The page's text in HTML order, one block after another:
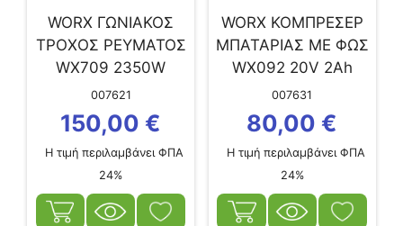
WORX ΓΩΝΙΑΚΟΣ
ΤΡΟΧΟΣ ΡΕΥΜΑΤΟΣ
WX709 2350W
230MM
007621
150,00 €
Η τιμή περιλαμβάνει ΦΠΑ
24%
WORX ΚΟΜΠΡΕΣΕΡ
ΜΠΑΤΑΡΙΑΣ ΜΕ ΦΩΣ
WX092 20V 2Ah
007631
80,00 €
Η τιμή περιλαμβάνει ΦΠΑ
24%